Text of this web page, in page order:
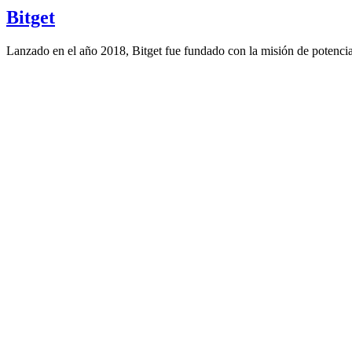
Bitget
Lanzado en el año 2018, Bitget fue fundado con la misión de